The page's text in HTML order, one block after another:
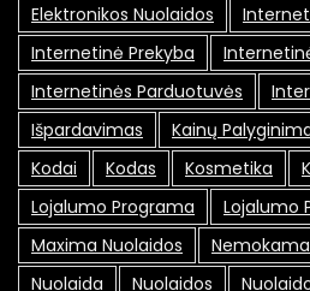
Elektronikos Nuolaidos
Internetinė Prekyba
Internetinės Parduotuvės
Išpardavimas
Kainų
Kodai
Kodas Kosmetika
Lojalumo Programa
Lojalumo
Maxima Nuolaidos
Nuolaida
Nuolaidos